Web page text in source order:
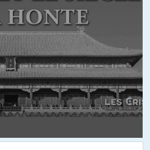
pour-eviter-la-fermeture-de-l-usine-
lire/menace-de-fermeture-du-site-
ecrite-a-la-commission-
gerard/quand-lunion-
pour soutenir les journalistes-